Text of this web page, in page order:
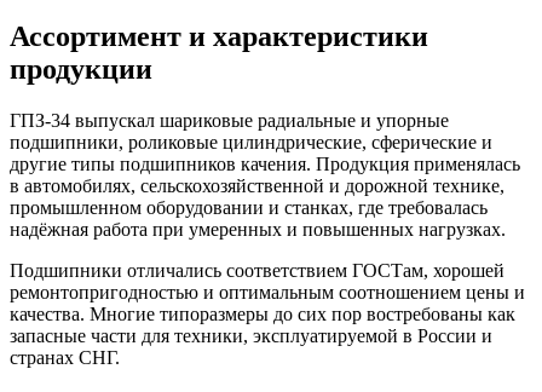
Ассортимент и характеристики
продукции
ГПЗ-34 выпускал шариковые радиальные и упорные
подшипники, роликовые цилиндрические, сферические и
другие типы подшипников качения. Продукция применялась
в автомобилях, сельскохозяйственной и дорожной технике,
промышленном оборудовании и станках, где требовалась
надёжная работа при умеренных и повышенных нагрузках.
Подшипники отличались соответствием ГОСТам, хорошей
ремонтопригодностью и оптимальным соотношением цены и
качества. Многие типоразмеры до сих пор востребованы как
запасные части для техники, эксплуатируемой в России и
странах СНГ.